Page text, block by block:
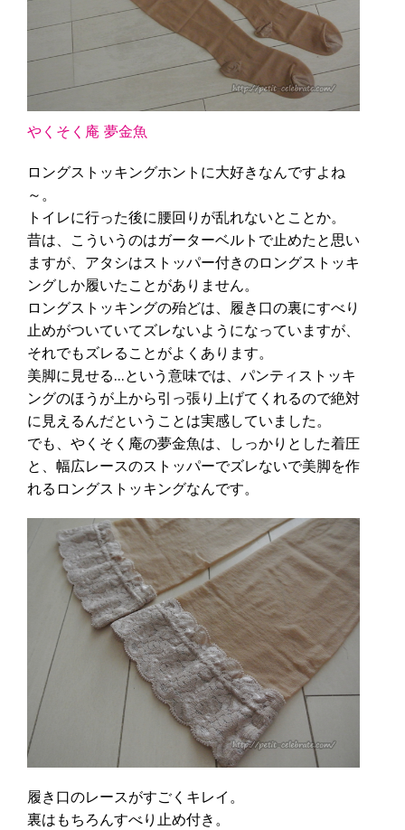
やくそく庵 夢金魚
ロングストッキングホントに大好きなんですよね
～。
トイレに行った後に腰回りが乱れないとことか。
昔は、こういうのはガーターベルトで止めたと思い
ますが、アタシはストッパー付きのロングストッキ
ングしか履いたことがありません。
ロングストッキングの殆どは、履き口の裏にすべり
止めがついていてズレないようになっていますが、
それでもズレることがよくあります。
美脚に見せる…という意味では、パンティストッキ
ングのほうが上から引っ張り上げてくれるので絶対
に見えるんだということは実感していました。
でも、やくそく庵の夢金魚は、しっかりとした着圧
と、幅広レースのストッパーでズレないで美脚を作
れるロングストッキングなんです。
履き口のレースがすごくキレイ。
裏はもちろんすべり止め付き。